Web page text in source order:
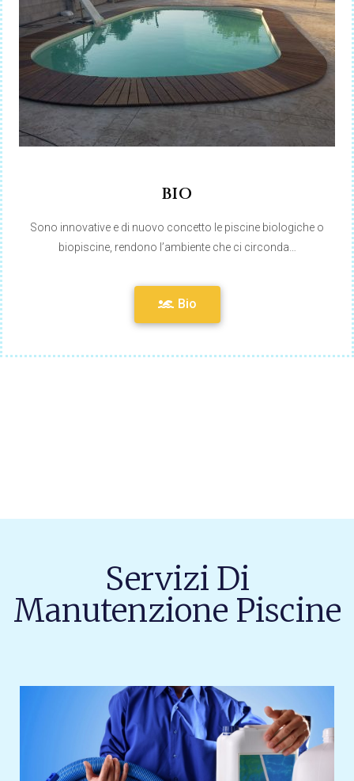
BIO
Sono innovative e di nuovo concetto le piscine biologiche o
biopiscine, rendono l’ambiente che ci circonda…
Bio
Servizi Di
Manutenzione Piscine